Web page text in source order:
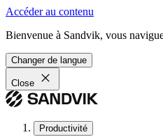
Accéder au contenu
Bienvenue à Sandvik, vous
Changer de langue
Close
Productivité